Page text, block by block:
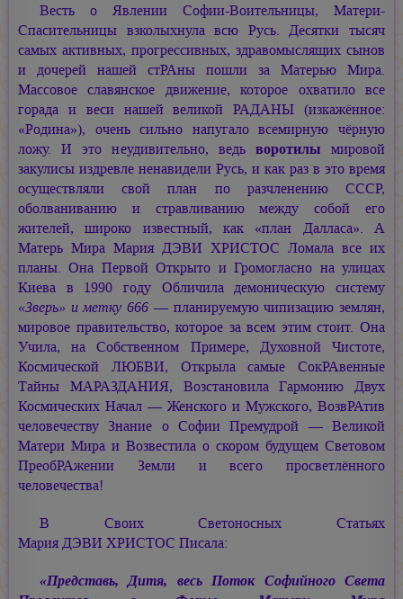
Весть о Явлении Софии-Воительницы, Матери-
Спасительницы взколыхнула всю Русь. Десятки тысяч
самых активных, прогрессивных, здравомыслящих сынов
и дочерей нашей стРАны пошли за Матерью Мира.
Массовое славянское движение, которое охватило все
горада и веси нашей великой РАДАНЫ (изкажённое:
«Родина»), очень сильно напугало всемирную чёрную
ложу. И это неудивительно, ведь воротилы мировой
закулисы издревле ненавидели Русь, и как раз в это время
осуществляли свой план по разчленению СССР,
оболваниванию и стравливанию между собой его
жителей, широко известный, как «план Далласа». А
Матерь Мира Мария ДЭВИ ХРИСТОС Ломала все их
планы. Она Первой Открыто и Громогласно на улицах
Киева в 1990 году Обличила демоническую систему
«Зверь» и метку 666 — планируемую чипизацию землян,
мировое правительство, которое за всем этим стоит. Она
Учила, на Собственном Примере, Духовной Чистоте,
Космической ЛЮБВИ, Открыла самые СокРАвенные
Тайны МАРАЗДАНИЯ, Возстановила Гармонию Двух
Космических Начал — Женского и Мужского, ВозвРАтив
человечеству Знание о Софии Премудрой — Великой
Матери Мира и Возвестила о скором будущем Световом
ПреобРАжении Земли и всего просветлённого
человечества!
В Своих Светоносных Статьях
Мария ДЭВИ ХРИСТОС Писала:
«Представь, Дитя, весь Поток Софийного Света